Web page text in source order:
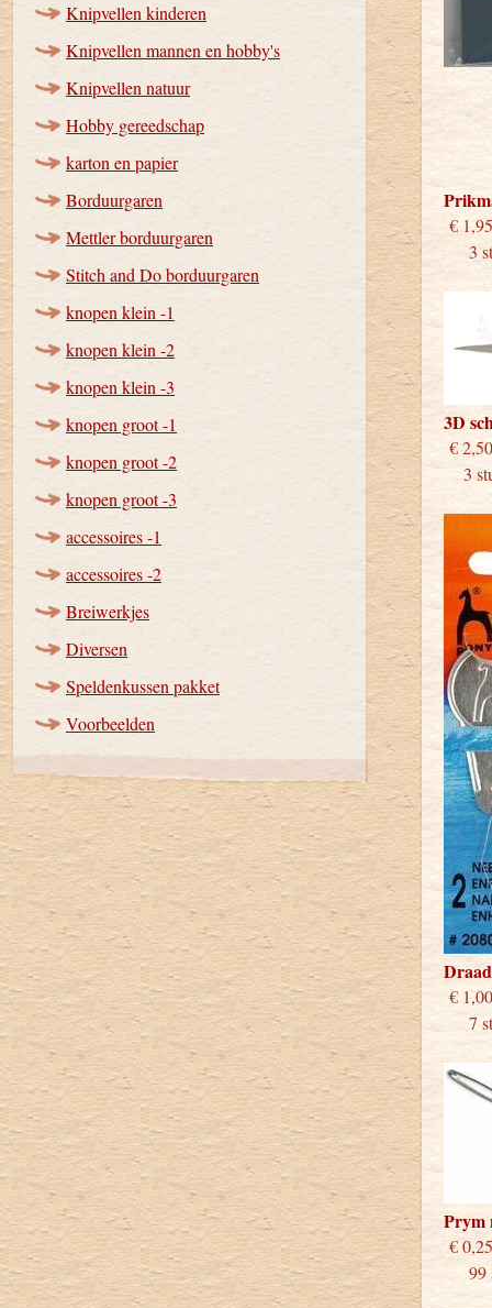
Knipvellen kinderen
Knipvellen mannen en hobby's
Knipvellen natuur
Hobby gereedschap
karton en papier
Borduurgaren
Mettler borduurgaren
Stitch and Do borduurgaren
knopen klein -1
knopen klein -2
knopen klein -3
knopen groot -1
knopen groot -2
knopen groot -3
accessoires -1
accessoires -2
Breiwerkjes
Diversen
Speldenkussen pakket
Voorbeelden
3
3D
3
7
Prym
99